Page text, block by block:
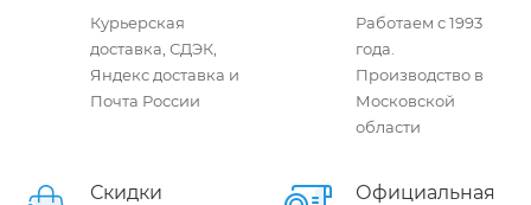
Курьерская
доставка, СДЭК,
Яндекс доставка и
Почта России
Работаем с 1993
года.
Производство в
Московской
области
Скидки
Официальная